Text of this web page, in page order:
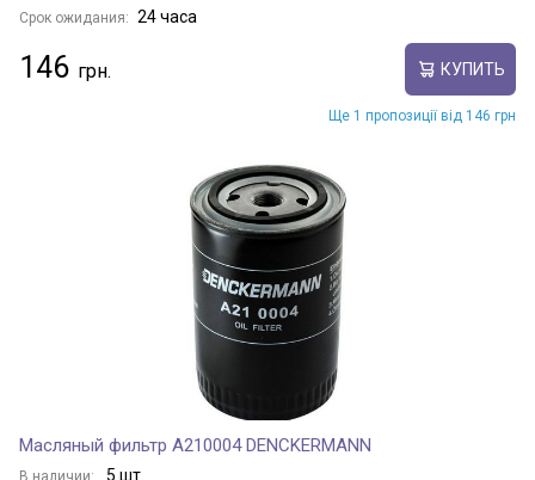
Срок ожидания: 24 часа
146 КУПИТЬ
Ще 1 пропозиції від 146 грн
Масляный фильтр A210004 DENCKERMANN
В наличии: 5 шт.